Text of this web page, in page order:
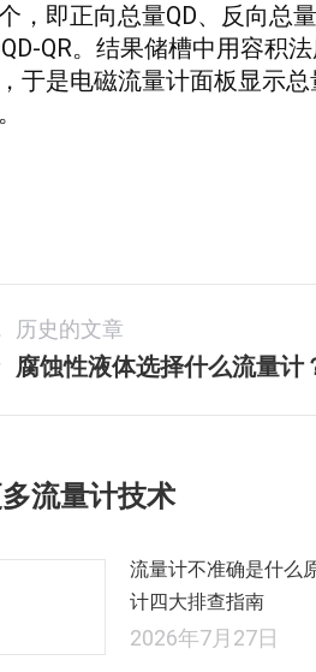
，即正向总量QD、反向总
QR。结果储槽中用容积
于是电磁流量计面板显示
历史的文章
历
章：
腐蚀性液体选择什么流量计
流量计技术
流量计不准确是什么
计四大排查指南
2026年7月27日